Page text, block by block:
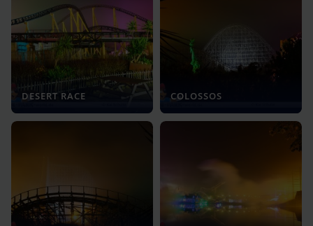
DESERT RACE COLOSSOS